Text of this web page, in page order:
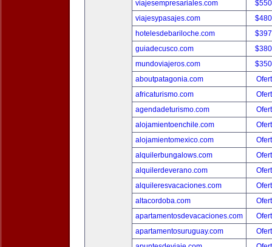
viajesempresariales.com
viajesypasajes.com
hotelesdebariloche.com
guiadecusco.com
mundoviajeros.com
aboutpatagonia.com
africaturismo.com
agendadeturismo.com
alojamientoenchile.com
alojamientomexico.com
alquilerbungalows.com
alquilerdeverano.com
alquileresvacaciones.com
altacordoba.com
apartamentosdevacaciones.com
apartamentosuruguay.com